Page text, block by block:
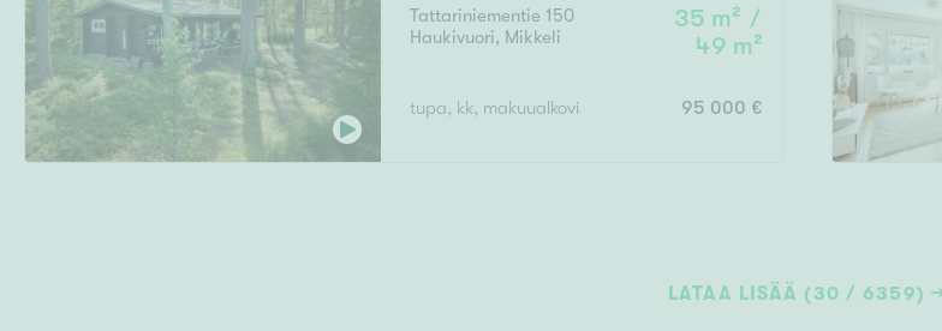
Tattariniementie 150
Haukivuori, Mikkeli
35 m² /
49 m²
tupa, kk, makuualkovi 95 000 €
LATAA LISÄÄ (30 / 6359)